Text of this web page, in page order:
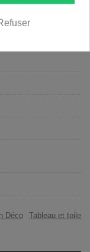
135x45 cm
Déco
Tableau et toile